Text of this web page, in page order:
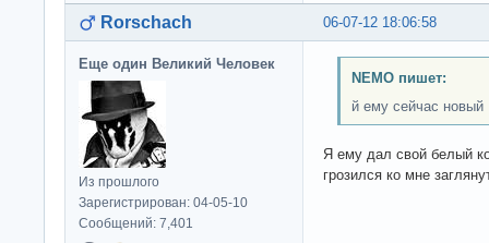
06-07-12 18:06:58
Rorschach
Еще один Великий Человек
Из прошлого
Зарегистрирован: 04-05-10
Сообщений: 7,401
NEMO пишет:
й ему сейчас
Я ему дал свой белый
грозился ко мне